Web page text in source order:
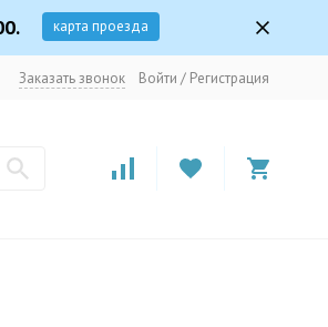
карта проезда
Заказать звонок Войти / Регистрация